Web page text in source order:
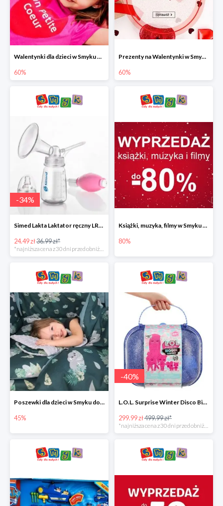
Walentynki dla dzieci w Smyku do -60%
60%
Prezenty na Walentynki w Smyku do -60%
60%
-34%
Simed Lakta Laktator ręczny LR-8 -34%
24.49 zł36.99 zł*
*najniższa cena z 30 dni przed obniżką
Książki, muzyka, filmy w Smyku do -80%
80%
Poszewki dla dzieci w Smyku do -45%
45%
-40%
L.O.L. Surprise Winter Disco Bigger Surprise Zestaw laleczek w walizce -40%
299.99 zł499.99 zł*